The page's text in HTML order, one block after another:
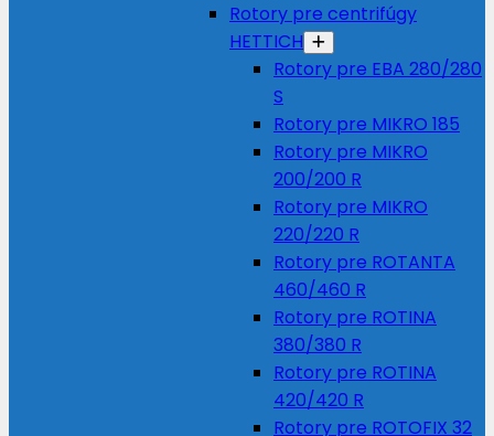
Rotory pre centrifúgy
HETTICH
Rotory pre EBA 280/280
S
Rotory pre MIKRO 185
Rotory pre MIKRO
200/200 R
Rotory pre MIKRO
220/220 R
Rotory pre ROTANTA
460/460 R
Rotory pre ROTINA
380/380 R
Rotory pre ROTINA
420/420 R
Rotory pre ROTOFIX 32